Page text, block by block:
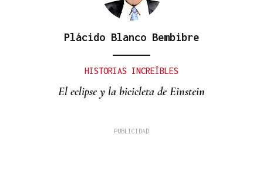
Plácido Blanco Bembibre
HISTORIAS INCREÍBLES
El eclipse y la bicicleta de Einstein